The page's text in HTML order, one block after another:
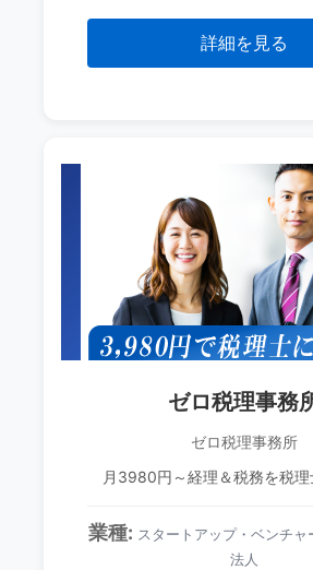
詳細を見る
ゼロ税理事務
ゼロ税理事務所
月3980円～経理＆税務を税
業種: スタートアップ・ベンチャ
法人